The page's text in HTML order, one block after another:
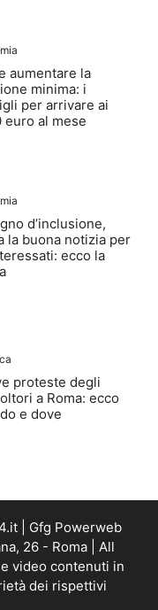
aumentare la
minima: i
per arrivare ai
euro al mese
d’inclusione,
la buona notizia per
ecco la
proteste degli
a Roma: ecco
e dove
| Gfg Powerweb
26 - Roma | All
video contenuti in
dei rispettivi